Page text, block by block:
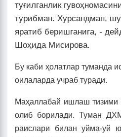
туғилганлик
турибман. Хурсандман,
яратиб беришганига, -
Шоҳида Мисирова.
Бу каби ҳолатлар туманда
оилаларда учраб туради.
Маҳаллабай ишлаш тизими
олиб борилади. Туман
раислари билан уйма-уй